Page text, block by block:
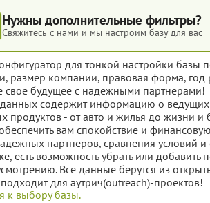
Нужны дополнительные фильтры?
Свяжитесь с нами и мы настроим базу для вас
для тонкой настройки базы
размер компании, правовая форма, год
свое будущее с надежными партнерами!
данных содержит информацию о
продуктов - от авто и жилья до жизни
вам спокойствие и
партнеров, сравнения условий
есть возможность убрать или
Все данные берутся из
для аутрич(outreach)-проектов!
к выбору базы.